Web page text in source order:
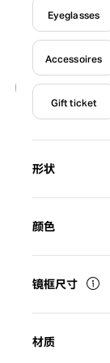
Eyeglasses
Accessoires
Gift ticket
形状
颜色
镜框尺寸
材质
SUN2128M-6SC1 /